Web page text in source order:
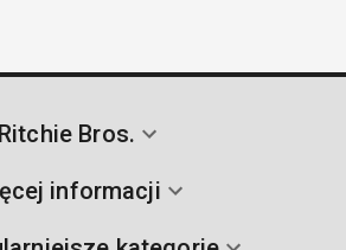
Ritchie Bros.
informacji